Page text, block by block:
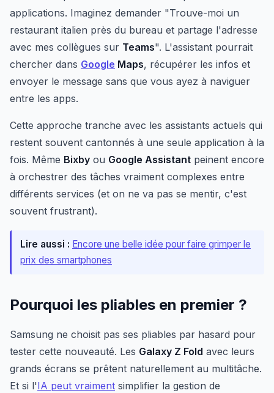
applications. Imaginez demander "Trouve-moi un
restaurant italien près du bureau et partage l'adresse
avec mes collègues sur Teams". L'assistant pourrait
chercher dans Google Maps, récupérer les infos et
envoyer le message sans que vous ayez à naviguer
entre les apps.
Cette approche tranche avec les assistants actuels qui
restent souvent cantonnés à une seule application à la
fois. Même Bixby ou Google Assistant peinent encore
à orchestrer des tâches vraiment complexes entre
différents services (et on ne va pas se mentir, c'est
souvent frustrant).
Lire aussi : Encore une belle idée pour faire grimper le
prix des smartphones
Pourquoi les pliables en premier ?
Samsung ne choisit pas ses pliables par hasard pour
tester cette nouveauté. Les Galaxy Z Fold avec leurs
grands écrans se prêtent naturellement au multitâche.
Et si l'IA peut vraiment simplifier la gestion de